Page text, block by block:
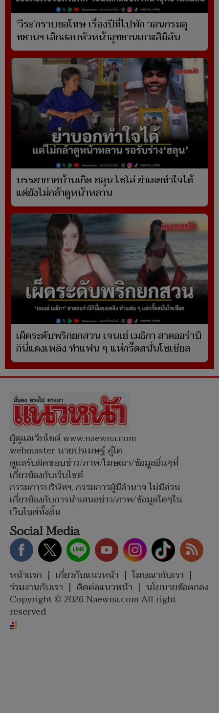
‘วีระ’กราบขอโทษ เรื่องปีที่ไปพัก วอนกรมอุ
ทยานฯ เลิกสอบหัวหน้าอุทยานเกาะสิมิลัน
บรรยากาศบ้านเกิด ฮลุน โซโล่ ย่าเผยทำใจได้
แต่ยังไม่กล้าดูหน้าหลาน
เผ็ดระดับพริกยกสวน เจนเย่ เมธิกา สาดออร่าบิ
กินี่แดงเพลิง ทำแฟน ๆ แห่กรี๊ดสนั่นโซเชียล
ผู้ดูแลเว็บไซต์ www.naewna.com
webmaster นายปรเมษฐ์ ภู่โต
ดูแลรับผิดชอบข่าว/ภาพ/โฆษณา/ข้อมูลอื่นๆที่
เกี่ยวข้องกับเว็บไซต์
กรรมการบริษัทฯ, กรรมการผู้มีอำนาจ ไม่มีส่วน
เกี่ยวข้องกับการนำเสนอข่าว/ภาพ/ข้อมูลใดๆใน
เว็บไซต์ทั้งสิ้น
Social Media
หน้าแรก | เกี่ยวกับแนวหน้า | โฆษณากับเรา |
ร่วมงานกับเรา | ติดต่อแนวหน้า | นโยบายข้อตกลง
Copyright © 2026 Naewna.com All right
reserved